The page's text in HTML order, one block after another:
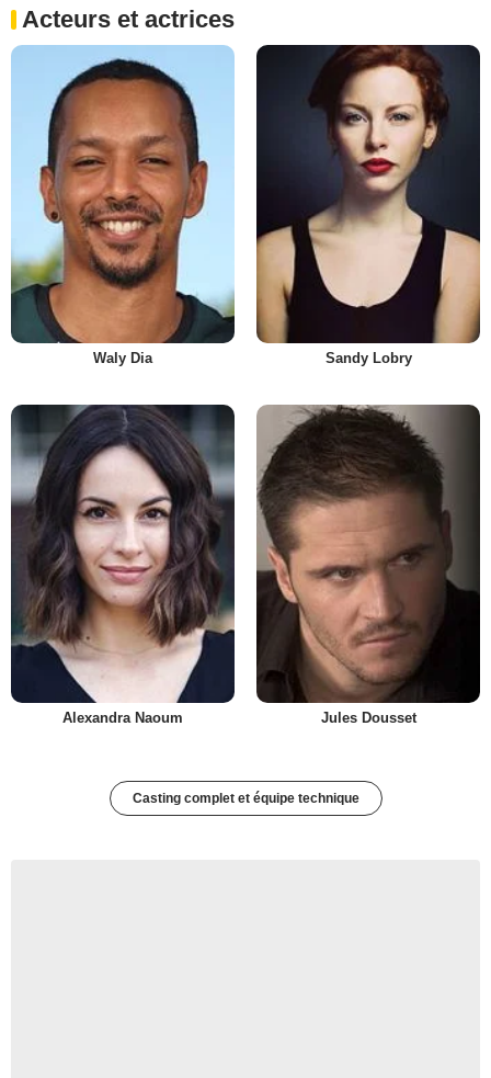
Acteurs et actrices
Waly Dia Sandy Lobry
Alexandra Naoum Jules Dousset
Casting complet et équipe technique